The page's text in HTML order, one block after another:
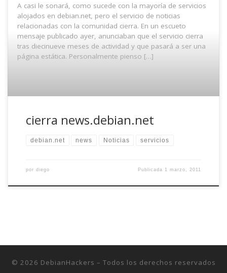
A casi le sonará, como sucede con la mayoría de servicios
alojados en debian.net, pero el servicio de noticias
relacionadas con la comunidad cierra. En un escueto
mensaje publicado ayer, anunciaban que el servicio cierra
tras diecinueve meses de actividad y que pasará a ser una
página estática. Personalmente pienso […]
cierra news.debian.net
debian.net news Noticias servicios
por diego Publicada 1 marzo, 2011
© 2026 DebianHackers – Todos los derechos reservados